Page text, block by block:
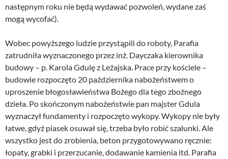
następnym roku nie będą wydawać pozwoleń, wydane zaś
mogą wycofać).
Wobec powyższego ludzie przystąpili do roboty, Parafia
zatrudniła wyznaczonego przez inż. Dayczaka kierownika
budowy – p. Karola Gdulę z Leżajska. Prace przy kościele –
budowie rozpoczęto 20 października nabożeństwem o
uproszenie błogosławieństwa Bożego dla tego zbożnego
dzieła. Po skończonym nabożeństwie pan majster Gdula
wyznaczył fundamenty i rozpoczęto wykopy. Wykopy nie były
łatwe, gdyż piasek osuwał się, trzeba było robić szalunki. Ale
wszystko jest do zrobienia, beton przygotowywano ręcznie:
łopaty, grabki i przerzucanie, dodawanie kamienia itd. Parafia